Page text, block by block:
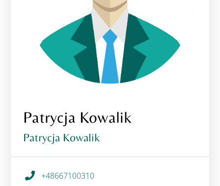
Patrycja Kowalik
Patrycja Kowalik
+48667100310